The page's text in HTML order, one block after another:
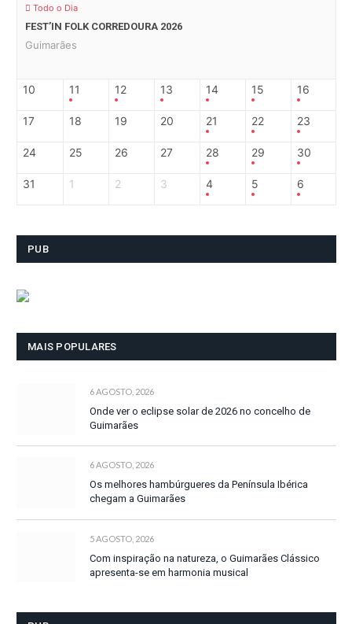
Todo o Dia
FEST’IN FOLK CORREDOURA 2026
Guimarães
10 11 12 13 14 15 16
17 18 19 20 21 22 23
24 25 26 27 28 29 30
31 1 2 3 4 5 6
PUB
MAIS POPULARES
6 AGOSTO, 2026
Onde ver o eclipse solar de 2026 no concelho de
Guimarães
6 AGOSTO, 2026
Os melhores hambúrgueres da Península Ibérica
chegam a Guimarães
5 AGOSTO, 2026
Com inspiração na natureza, o Guimarães Clássico
apresenta-se em harmonia musical